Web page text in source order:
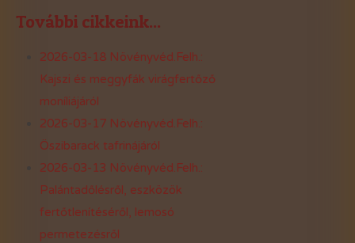
További cikkeink...
2026-03-18 Növényvéd.Felh.:
Kajszi és meggyfák virágfertőző
moníliájáról
2026-03-17 Növényvéd.Felh.:
Öszibarack tafrinájáról
2026-03-13 Növényvéd.Felh.:
Palántadőlésről, eszközök
fertőtlenítéséről, lemosó
permetezésről